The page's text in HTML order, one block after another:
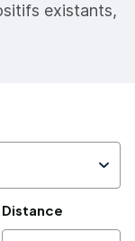
existants,
Distance